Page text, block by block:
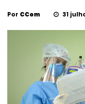
Por CCom 31